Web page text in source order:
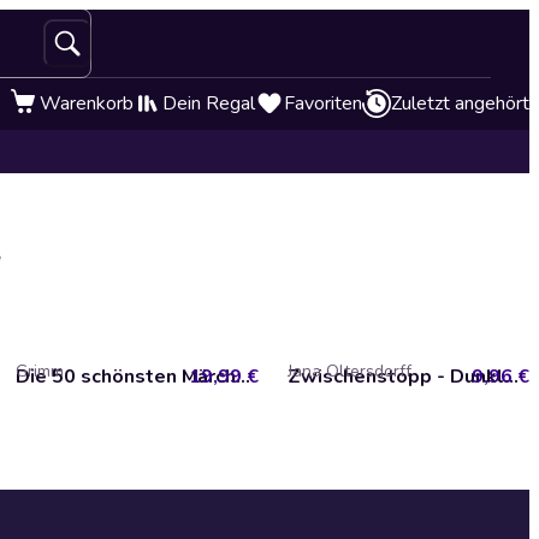
Warenkorb Dein Regal Favoriten Zuletzt angehört
Die 50 schönsten Märchen der Brüder Grimm
Grimm 19,99 € Zwischenstopp - Dunkle Geschichten
Jana Oltersdorff 9,96 €